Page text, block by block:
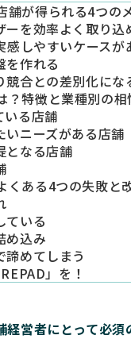
舗が得られる4つの
を効率よく取り込
しやすいケースが
を作れる
合との差別化にな
？特徴と業種別の相
いる店舗
ニーズがある店舗
となる店舗
くある4つの失敗と
ている
め込み
めてしまう
」を！
経営者にとって必